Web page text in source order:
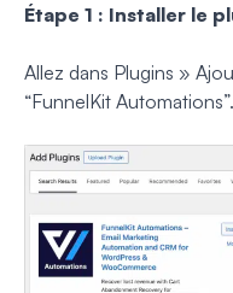
Étape 1 : Installer le
Allez dans Plugins »
“FunnelKit